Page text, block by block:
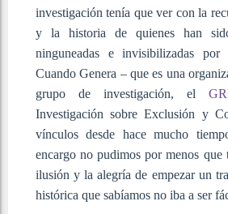
investigación tenía que ver con la
y la historia de quienes han sido
ninguneadas e invisibilizadas
Cuando Genera – que es una
grupo de investigación, el
Investigación sobre Exclusión y
vínculos desde hace mucho
encargo no pudimos por menos que
ilusión y la alegría de empezar un
histórica que sabíamos no iba a ser